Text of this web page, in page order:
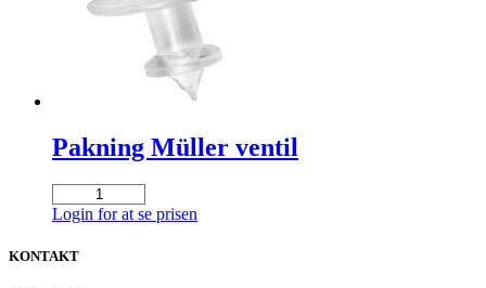
Pakning Müller ventil
Pakning
Müller
antal
Login for at se prisen
KONTAKT